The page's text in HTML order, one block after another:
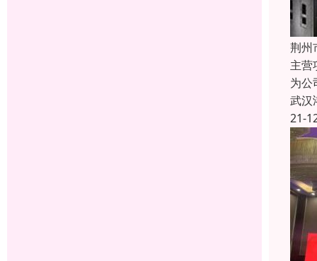
荆州
主营
为公
武汉
21-